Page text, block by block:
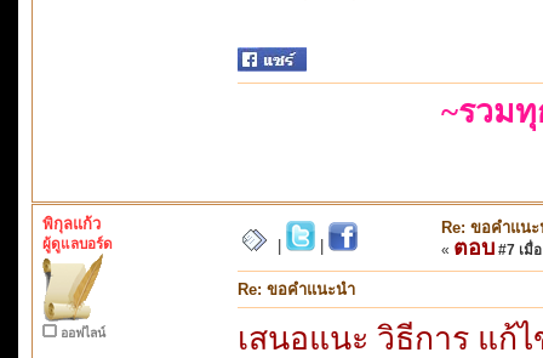
~รวม
พิกุลแก้ว
ผู้ดูแลบอร์ด
ออฟไลน์
Re: ขอคำแนะ
« ตอบ #7 เมื่
Re: ขอคำแนะนำ
เสนอแนะ วิธีการ แก้